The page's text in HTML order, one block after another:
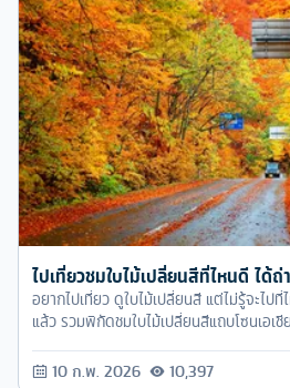
ไปเที่ยวชมใบไม้เปลี่ยนสีที่ไหนดี ได้
อยากไปเที่ยว ดูใบไม้เปลี่ยนสี แต่ไม่รู้จะไป
แล้ว รวมพิกัดชมใบไม้เปลี่ยนสีแถบโซนเอ
10 ก.พ. 2026 10,397